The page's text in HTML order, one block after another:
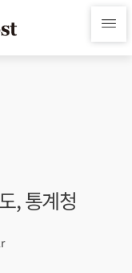
, 통계청